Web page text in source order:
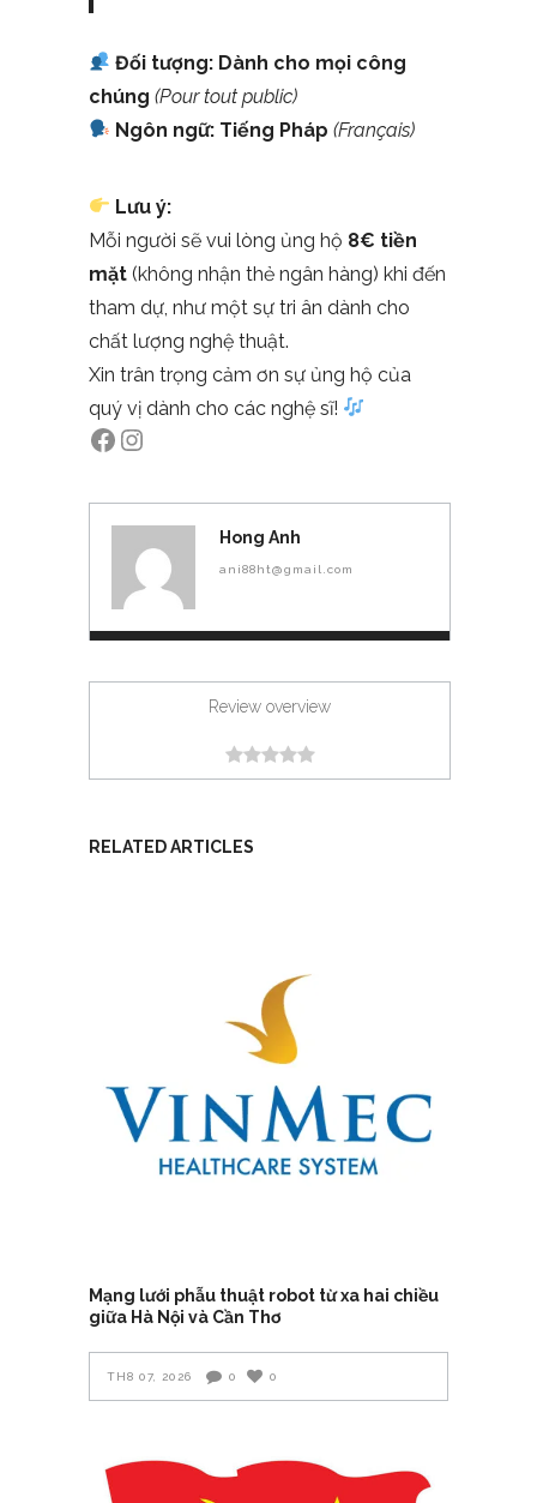
Đối tượng: Dành cho mọi công
chúng (Pour tout public)
Ngôn ngữ: Tiếng Pháp (Français)
Lưu ý:
Mỗi người sẽ vui lòng ủng hộ 8€ tiền
mặt (không nhận thẻ ngân hàng) khi đến
tham dự, như một sự tri ân dành cho
chất lượng nghệ thuật.
Xin trân trọng cảm ơn sự ủng hộ của
quý vị dành cho các nghệ sĩ!
Facebook
Instagram
Hong Anh
ani88ht@gmail.com
Review overview
RELATED ARTICLES
Mạng lưới phẫu thuật robot từ xa hai chiều
giữa Hà Nội và Cần Thơ
TH8 07, 2026 0 0